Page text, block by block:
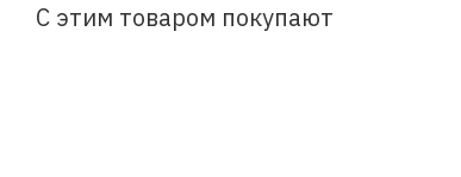
С этим товаром покупают